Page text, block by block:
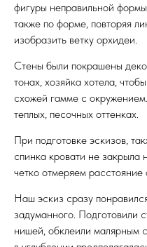
фигуры неправильной
также по форме, повторяя
изобразить ветку орхидеи.
Стены были покрашены
тонах, хозяйка хотела,
схожей гамме с
теплых, песочных оттенках.
При подготовке эскизов,
спинка кровати не закрыла
четко отмеряем расстояние
Наш эскиз сразу
задуманного. Подготовили
нишей, обклеили малярным